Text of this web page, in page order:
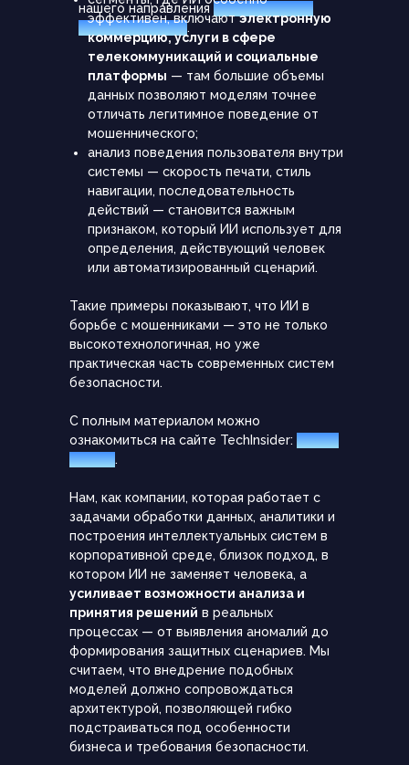
нашего направления«Разработка и
внедрение ИИ».
эффективен, включаютэлектронную
коммерцию, услуги в сфере
телекоммуникаций и социальные
платформы — там большие объемы
данных позволяют моделям точнее
отличать легитимное поведение от
мошеннического;
анализ поведения пользователя внутри
системы — скорость печати, стиль
навигации, последовательность
действий — становится важным
признаком, который ИИ использует для
определения, действующий человек
или автоматизированный сценарий.
Такие примеры показывают, что ИИ в
борьбе с мошенниками — это не только
высокотехнологичная, но уже
практическая часть современных систем
безопасности.
С полным материалом можно
ознакомиться на сайте TechInsider: читать
статью.
Нам, как компании, которая работает с
задачами обработки данных, аналитики и
построения интеллектуальных систем в
корпоративной среде, близок подход, в
котором ИИ не заменяет человека, а
усиливает возможности анализа и
принятия решений в реальных
процессах — от выявления аномалий до
формирования защитных сценариев. Мы
считаем, что внедрение подобных
моделей должно сопровождаться
архитектурой, позволяющей гибко
подстраиваться под особенности
бизнеса и требования безопасности.
Начните свой путь к увеличению
прибыли с TEWRIS
Подпишем соглашение
о неразглашении (NDA) и договор
Оценим стоимость и возврат
инвестиций (ROI), подготовим КП
Выберем точки автоматизации
Вместе проведем аудит
систем и бизнес-процессов